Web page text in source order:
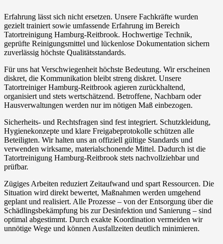
Erfahrung lässt sich nicht ersetzen. Unsere Fachkräfte wurden
gezielt trainiert sowie umfassende Erfahrung im Bereich
Tatortreinigung Hamburg-Reitbrook. Hochwertige Technik,
geprüfte Reinigungsmittel und lückenlose Dokumentation sichern
zuverlässig höchste Qualitätsstandards.
Für uns hat Verschwiegenheit höchste Bedeutung. Wir erscheinen
diskret, die Kommunikation bleibt streng diskret. Unsere
Tatortreiniger Hamburg-Reitbrook agieren zurückhaltend,
organisiert und stets wertschätzend. Betroffene, Nachbarn oder
Hausverwaltungen werden nur im nötigen Maß einbezogen.
Sicherheits- und Rechtsfragen sind fest integriert. Schutzkleidung,
Hygienekonzepte und klare Freigabeprotokolle schützen alle
Beteiligten. Wir halten uns an offiziell gültige Standards und
verwenden wirksame, materialschonende Mittel. Dadurch ist die
Tatortreinigung Hamburg-Reitbrook stets nachvollziehbar und
prüfbar.
Zügiges Arbeiten reduziert Zeitaufwand und spart Ressourcen. Die
Situation wird direkt bewertet, Maßnahmen werden umgehend
geplant und realisiert. Alle Prozesse – von der Entsorgung über die
Schädlingsbekämpfung bis zur Desinfektion und Sanierung – sind
optimal abgestimmt. Durch exakte Koordination vermeiden wir
unnötige Wege und können Ausfallzeiten deutlich minimieren.